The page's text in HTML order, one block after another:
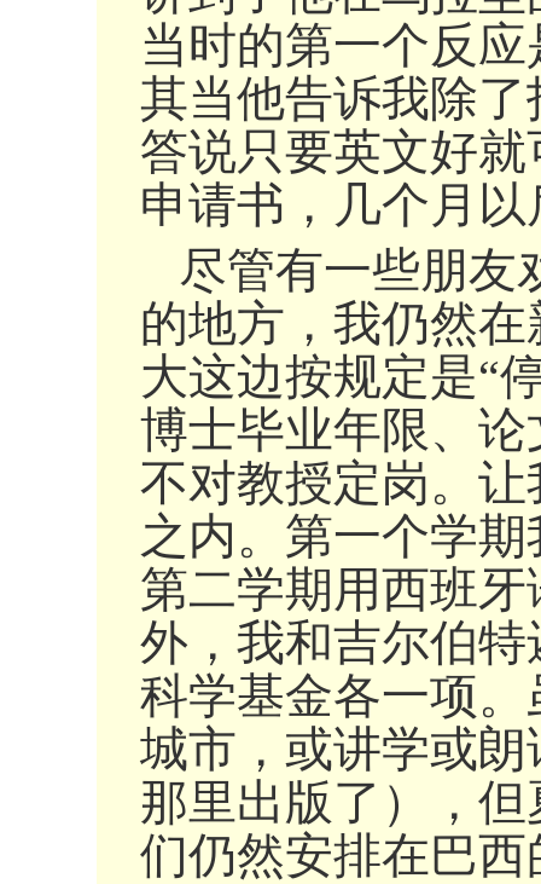
当时的第一个反
其当他告诉我除
答说只要英文好
申请书，几个月
尽管有一些朋友
的地方，我仍然
大这边按规定是“
博士毕业年限、
不对教授定岗。
之内。第一个学
第二学期用西班
外，我和吉尔伯
科学基金各一项
城市，或讲学或
那里出版了），
们仍然安排在巴